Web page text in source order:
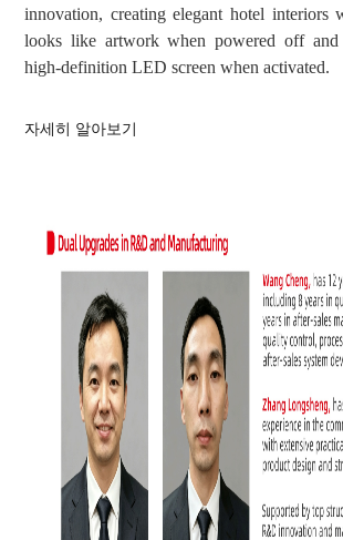
innovation, creating elegant hotel interiors
looks like artwork when powered off and
high-definition LED screen when activated.
자세히 알아보기